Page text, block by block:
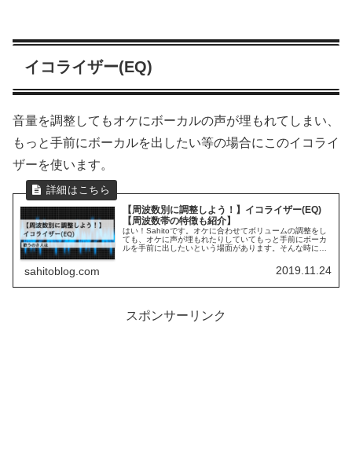
イコライザー(EQ)
音量を調整してもオケにボーカルの声が埋もれてしまい、
もっと手前にボーカルを出したい等の場合にこのイコライ
ザーを使います。
【周波数別に調整しよう！】イコライザー(EQ)
【周波数帯の特徴も紹介】
はい！Sahitoです。オケに合わせてボリュームの調整をし
ても、オケに声が埋もれたりしていてもっと手前にボーカ
ルを手前に出したいという場面があります。そんな時に使
sahitoblog.com 2019.11.24
スポンサーリンク